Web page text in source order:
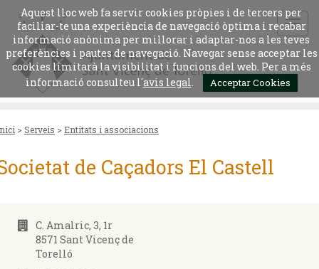
Aquest lloc web fa servir cookies pròpies i de tercers per
faciliar-te una experiència de navegació òptima i recabar
informació anònima per millorar i adaptar-nos a les teves
preferències i pautes de navegació. Navegar sense acceptar les
cookies limitarà la visibilitat i funcions del web. Per a més
informació consulteu l´avis legal. Acceptar Cookies
> Serveis > Entitats i associacions
de Caçadors El Castell
C. Amalric, 3, 1r
8571 Sant Vicenç de
Torelló